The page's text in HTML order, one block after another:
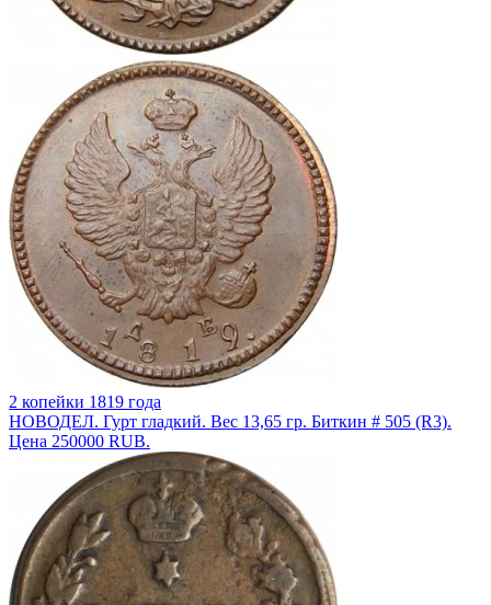
2 копейки 1819 года
НОВОДЕЛ. Гурт гладкий. Вес 13,65 гр. Биткин # 505 (R3).
Цена 250000 RUB.